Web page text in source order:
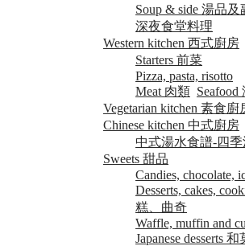
Soup & side 湯品及
深夜食堂料理
Western kitchen 西式廚房
Starters 前菜
Pizza, pasta, risotto
Meat 肉類 Seafood
Vegetarian kitchen 素食廚
Chinese kitchen 中式廚房
中式湯水食譜-四季
Sweets 甜品
Candies, chocolate,
Desserts, cakes,
糕、曲奇
Waffle, muffin and
Japanese desserts 和